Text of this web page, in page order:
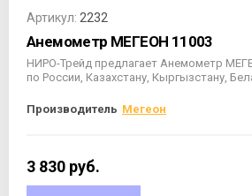
Артикул: 2232
Анемометр МЕГЕОН 11003
НИРО-Трейд предлагает Анемометр
по России, Казахстану, Кыргызстану,
Производитель Мегеон
3 830 руб.